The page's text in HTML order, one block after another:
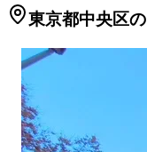
東京都中央区